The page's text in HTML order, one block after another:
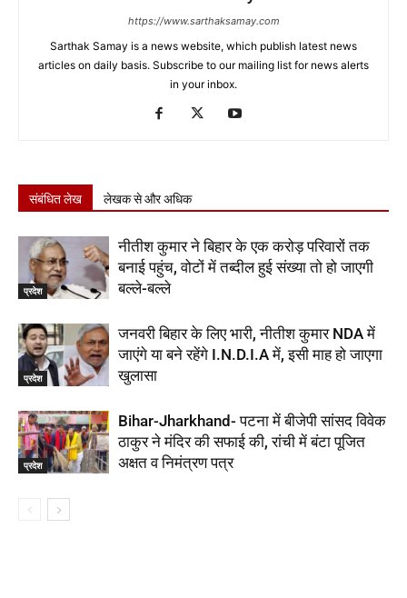
https://www.sarthaksamay.com
Sarthak Samay is a news website, which publish latest news
articles on daily basis. Subscribe to our mailing list for news alerts
in your inbox.
संबंधित लेख लेखक से और अधिक
प्रदेश
नीतीश कुमार ने बिहार के एक करोड़ परिवारों तक
बनाई पहुंच, वोटों में तब्दील हुई संख्या तो हो जाएगी
बल्ले-बल्ले
प्रदेश
जनवरी बिहार के लिए भारी, नीतीश कुमार NDA में
जाएंगे या बने रहेंगे I.N.D.I.A में, इसी माह हो जाएगा
खुलासा
प्रदेश
Bihar-Jharkhand- पटना में बीजेपी सांसद विवेक
ठाकुर ने मंदिर की सफाई की, रांची में बंटा पूजित
अक्षत व निमंत्रण पत्र